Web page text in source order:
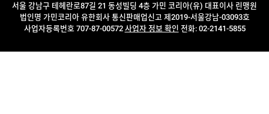
서울 강남구 테헤란로87길 21 동성빌딩 4층 가민 코리아(유) 대표이사 린맹원
법인명 가민코리아 유한회사 통신판매업신고 제2019-서울강남-03093호
사업자등록번호 707-87-00572 사업자 정보 확인 전화: 02-2141-5855